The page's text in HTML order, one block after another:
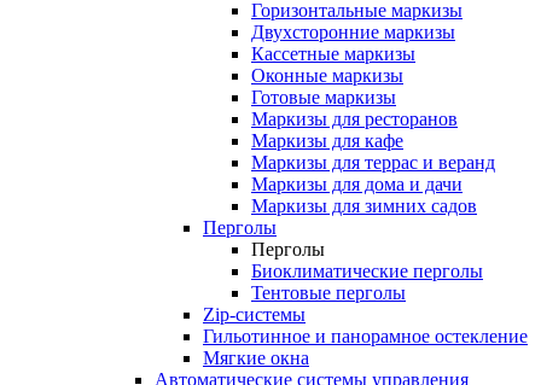
Горизонтальные маркизы
Двухсторонние маркизы
Кассетные маркизы
Оконные маркизы
Готовые маркизы
Маркизы для ресторанов
Маркизы для кафе
Маркизы для террас и веранд
Маркизы для дома и дачи
Маркизы для зимних садов
Перголы
Перголы
Биоклиматические перголы
Тентовые перголы
Zip-системы
Гильотинное и панорамное остекление
Мягкие окна
Автоматические системы управления